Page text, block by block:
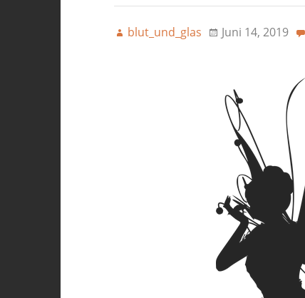
blut_und_glas Juni 14, 2019